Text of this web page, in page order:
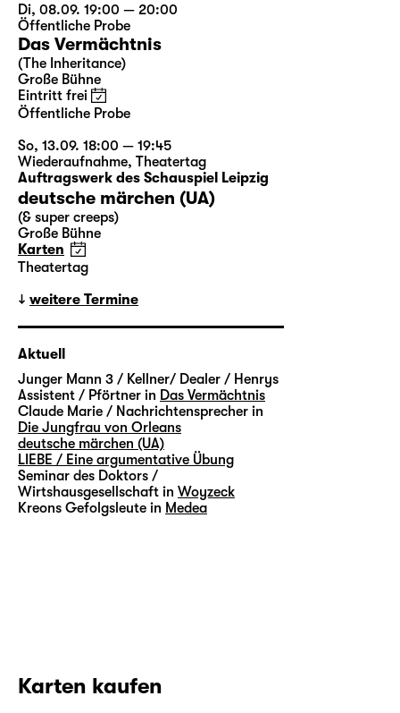
Di, 08.09. 19:00 — 20:00
Öffentliche Probe
Das Vermächtnis
(The Inheritance)
Große Bühne
Eintritt frei
Öffentliche Probe
So, 13.09. 18:00 — 19:45
Wiederaufnahme, Theatertag
Auftragswerk des Schauspiel Leipzig
deutsche märchen (UA)
(& super creeps)
Große Bühne
Karten
Theatertag
weitere Termine
Aktuell
Junger Mann 3 / Kellner/ Dealer / Henrys
Assistent / Pförtner in Das Vermächtnis
Claude Marie / Nachrichtensprecher in
Die Jungfrau von Orleans
deutsche märchen (UA)
LIEBE / Eine argumentative Übung
Seminar des Doktors /
Wirtshausgesellschaft in Woyzeck
Kreons Gefolgsleute in Medea
Karten kaufen